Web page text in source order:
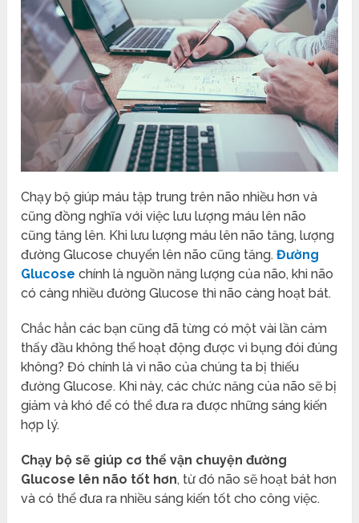
Chạy bộ giúp máu tập trung trên não nhiều hơn và
cũng đồng nghĩa với việc lưu lượng máu lên não
cũng tăng lên. Khi lưu lượng máu lên não tăng, lượng
đường Glucose chuyển lên não cũng tăng.Đường
Glucose chính là nguồn năng lượng của não, khi não
có càng nhiều đường Glucose thì não càng hoạt bát.
Chắc hẳn các bạn cũng đã từng có một vài lần cảm
thấy đầu không thể hoạt động được vì bụng đói đúng
không? Đó chính là vì não của chúng ta bị thiếu
đường Glucose. Khi này, các chức năng của não sẽ bị
giảm và khó để có thể đưa ra được những sáng kiến
hợp lý.
Chạy bộ sẽ giúp cơ thể vận chuyện đường
Glucose lên não tốt hơn, từ đó não sẽ hoạt bát hơn
và có thể đưa ra nhiều sáng kiến tốt cho công việc.